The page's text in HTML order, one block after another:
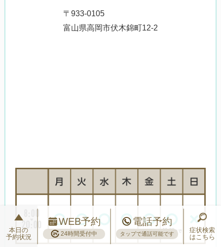
〒933-0105
富山県高岡市伏木錦町12-2
本日の
予約状況
WEB予約
24時間受付中
電話予約
タップで通話可能です
症状検索
はこちら